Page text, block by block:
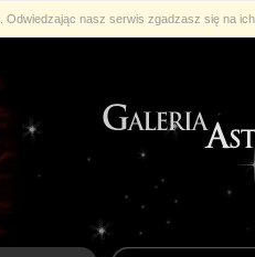
nasz serwis zgadzasz się na